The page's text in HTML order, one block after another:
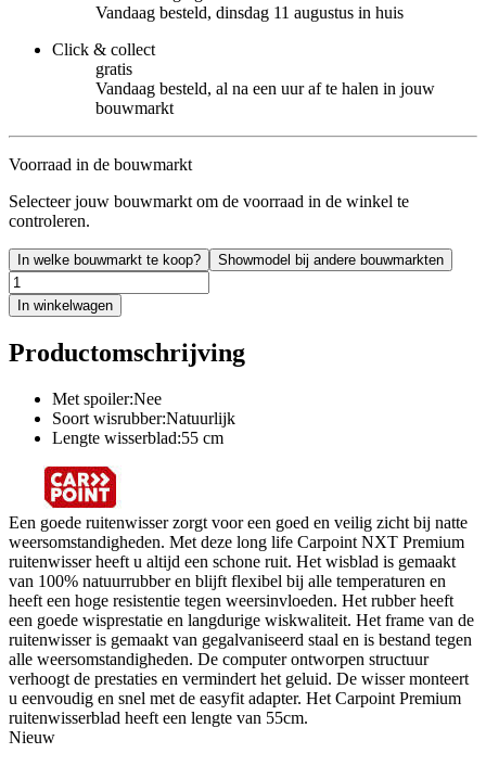
Vandaag besteld, dinsdag 11 augustus in huis
Click & collect
gratis
Vandaag besteld, al na een uur af te halen in jouw
bouwmarkt
Voorraad in de bouwmarkt
Selecteer jouw bouwmarkt om de voorraad in de winkel te
controleren.
In welke bouwmarkt te koop? Showmodel bij andere bouwmarkten
In winkelwagen
Productomschrijving
Met spoiler:Nee
Soort wisrubber:Natuurlijk
Lengte wisserblad:55 cm
Een goede ruitenwisser zorgt voor een goed en veilig zicht bij natte
weersomstandigheden. Met deze long life Carpoint NXT Premium
ruitenwisser heeft u altijd een schone ruit. Het wisblad is gemaakt
van 100% natuurrubber en blijft flexibel bij alle temperaturen en
heeft een hoge resistentie tegen weersinvloeden. Het rubber heeft
een goede wisprestatie en langdurige wiskwaliteit. Het frame van de
ruitenwisser is gemaakt van gegalvaniseerd staal en is bestand tegen
alle weersomstandigheden. De computer ontworpen structuur
verhoogt de prestaties en vermindert het geluid. De wisser monteert
u eenvoudig en snel met de easyfit adapter. Het Carpoint Premium
ruitenwisserblad heeft een lengte van 55cm.
Nieuw